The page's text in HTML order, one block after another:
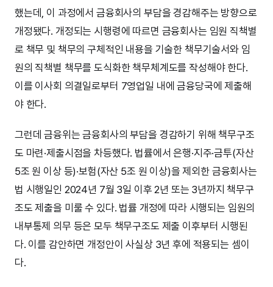
했는데, 이 과정에서 금융회사의 부담을 경감해주는 방향으로
개정됐다. 개정되는 시행령에 따르면 금융회사는 임원 직책별
로 책무 및 책무의 구체적인 내용을 기술한 책무기술서와 임
원의 직책별 책무를 도식화한 책무체계도를 작성해야 한다.
이를 이사회 의결일로부터 7영업일 내에 금융당국에 제출해
야 한다.
그런데 금융위는 금융회사의 부담을 경감하기 위해 책무구조
도 마련·제출시점을 차등했다. 법률에서 은행·지주·금투(자산
5조 원 이상 등)·보험(자산 5조 원 이상)을 제외한 금융회사는
법 시행일인 2024년 7월 3일 이후 2년 또는 3년까지 책무구
조도 제출을 미룰 수 있다. 법률 개정에 따라 시행되는 임원의
내부통제 의무 등은 모두 책무구조도 제출 이후부터 시행된
다. 이를 감안하면 개정안이 사실상 3년 후에 적용되는 셈이
다.